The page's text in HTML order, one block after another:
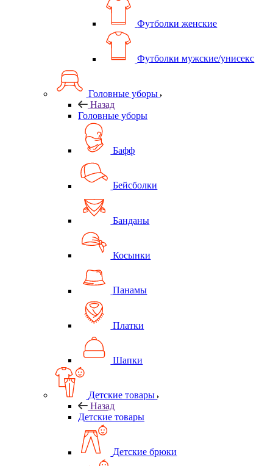
Футболки женские
Футболки мужские/унисекс
Головные уборы
Назад
Головные уборы
Бафф
Бейсболки
Банданы
Косынки
Панамы
Платки
Шапки
Детские товары
Назад
Детские товары
Детские брюки